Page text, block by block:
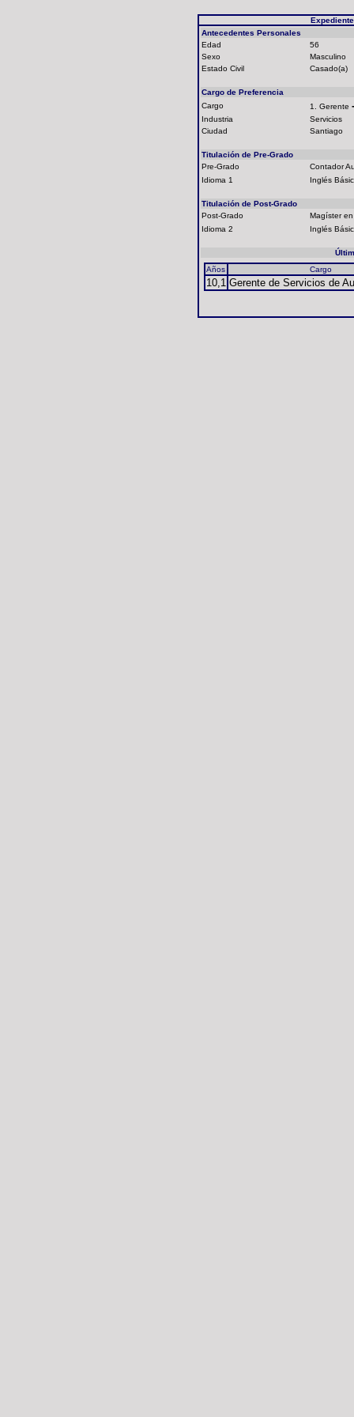
Antecedentes Personales
Edad
56
Sexo
Masculino
Estado Civil
Casado(a)
Cargo de Preferencia
Cargo
1. Gerente -
Industria
Servicios
Ciudad
Santiago
Titulación de Pre-Grado
Pre-Grado
Contador
Idioma 1
Inglés
Titulación de Post-Grado
Post-Grado
Magíster
Idioma 2
Inglés
Años
Cargo
10,1 Gerente de Servicios de